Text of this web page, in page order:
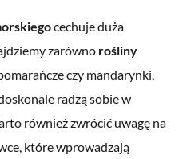
cechuje duża
zarówno rośliny
czy mandarynki,
radzą sobie w
również zwrócić uwagę na
które wprowadzają